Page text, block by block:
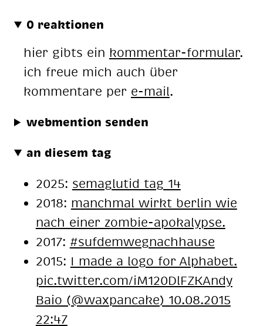
0 reaktionen
hier gibts ein kommentar-formular.
ich freue mich auch über
kommentare per e-mail.
webmention senden
an diesem tag
2025: semaglutid tag 14
2018: manch­mal wirkt ber­lin wie
nach ei­ner zom­bie-apo­ka­lyp­se.
2017: #suf­dem­weg­nach­hau­se
2015: I made a logo for Al­pha­bet.
pic.twit­ter.com/iM120DlFZKAndy
Baio (@wax­pan­ca­ke) 10.08.2015
22:47